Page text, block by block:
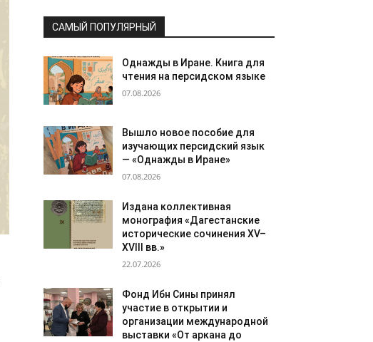
САМЫЙ ПОПУЛЯРНЫЙ
Однажды в Иране. Книга для
чтения на персидском языке
07.08.2026
Вышло новое пособие для
изучающих персидский язык
— «Однажды в Иране»
07.08.2026
Издана коллективная
монография «Дагестанские
исторические сочинения XV–
XVIII вв.»
22.07.2026
Фонд Ибн Сины принял
участие в открытии и
организации международной
выставки «От аркана до